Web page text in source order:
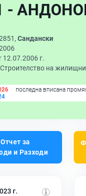
-
Сандански
12.07.2006 г.
Строителство на
последна вписана
Отчет за
и Разходи
г.